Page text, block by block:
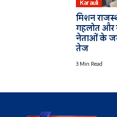
Karauli
मिशन
गहलोत और
नेताओं के
तेज
3 Min Read